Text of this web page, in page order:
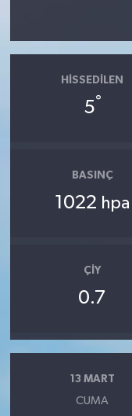
HISSEDILEN
5°
BASINÇ
1022 hpa
ÇIY
0.7
13 MART
CUMA